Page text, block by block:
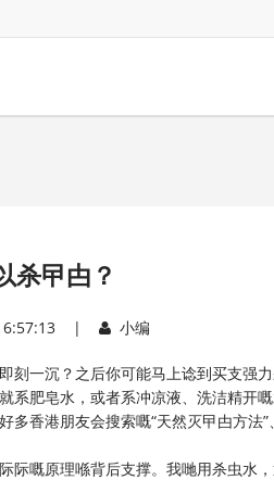
杀曱甴？
16:57:13 | 小编
刻一沉？之后你可能马上谂到买支强
系肥皂水，或者系冲凉液、洗洁精开
香港朋友会搜索嘅“天然灭曱甴方法”
际嘅原理喺背后支撑。我哋用杀虫水